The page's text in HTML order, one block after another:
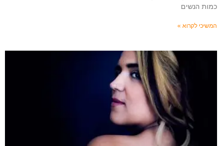
כמות הנשים
המשיכי לקרוא »